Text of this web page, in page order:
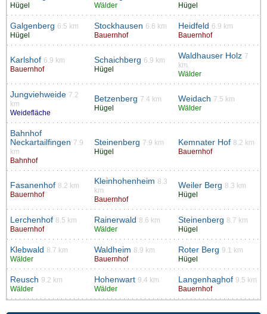
Hügel Wälder Hügel
Galgenberg 6.5 km
Hügel
Stockhausen 6.6 km
Bauernhof
Heidfeld 6.9 km
Bauernhof
Karlshof 6.9 km
Bauernhof
Schaichberg 6.9 km
Hügel
Waldhauser Holz 7
km
Wälder
Jungviehweide 7.2
km
Weidefläche
Betzenberg 7.4 km
Hügel
Weidach 7.5 km
Wälder
Bahnhof
Neckartailfingen 7.9
km
Bahnhof
Steinenberg 7.9 km
Hügel
Kemnater Hof 8.2 km
Bauernhof
Fasanenhof 8.2 km
Bauernhof
Kleinhohenheim 8.3
km
Bauernhof
Weiler Berg 8.3 km
Hügel
Lerchenhof 8.5 km
Bauernhof
Rainerwald 8.6 km
Wälder
Steinenberg 8.7 km
Hügel
Klebwald 8.7 km
Wälder
Waldheim 8.9 km
Bauernhof
Roter Berg 9.1 km
Hügel
Reusch 9.2 km
Wälder
Hohenwart 9.4 km
Wälder
Langenhaghof 9.5 km
Bauernhof